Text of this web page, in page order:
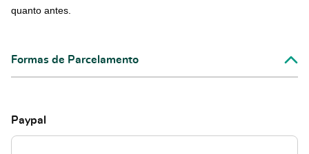
quanto antes.
Formas de Parcelamento
Paypal